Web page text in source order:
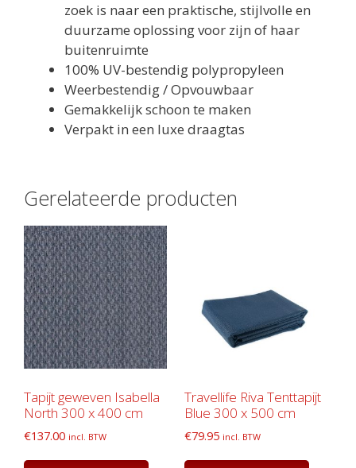
zoek is naar een praktische, stijlvolle en
duurzame oplossing voor zijn of haar
buitenruimte
100% UV-bestendig polypropyleen
Weerbestendig / Opvouwbaar
Gemakkelijk schoon te maken
Verpakt in een luxe draagtas
Gerelateerde producten
Tapijt geweven Isabella
North 300 x 400 cm
€137.00 incl. BTW
Travellife Riva Tenttapijt
Blue 300 x 500 cm
€79.95 incl. BTW